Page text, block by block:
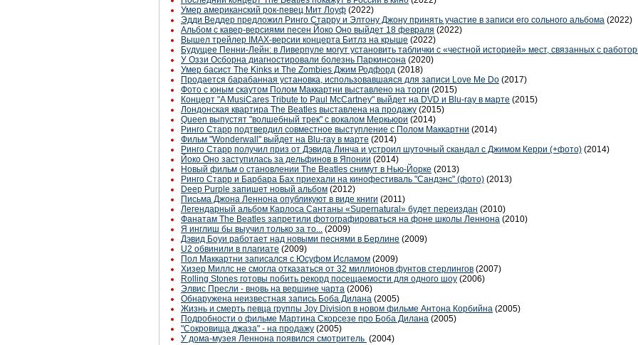
Умер американский рок-певец Мит Лоуф (2022)
Эдди Веддер предложил Ринго Старру и Элтону Джону принять участие в записи его сольного альбома (2022)
Альбом с кавер-версиями песен Йоко Оно выйдет 18 февраля (2022)
Вышел трейлер IMAX-версии концерта Битлз на крыше (2022)
Будущее Пенни-Лейн: в Ливерпуле могут установить таблички с «честной историей» мест, связанных с
У Оззи Осборна диагностировали болезнь Паркинсона (2020)
Умер басист The Kinks и The Zombies Джим Родфорд (2018)
Продается барабанная установка, использовавшаяся для записи Love Me Do (2017)
Фото с юным скаутом Полом Маккартни выставлено на торги (2015)
Концерт "A MusiCares Tribute to Paul McCartney" выйдет на DVD и Blu-ray в марте (2015)
Лондонская квартира The Beatles выставлена на продажу (2015)
Queen выпустят "волшебный трек" с вокалом Меркьюри (2014)
Ринго Старр подтвердил совместное выступление с Полом Маккартни (2014)
Фильм "Wonderwall" выйдет на Blu-ray в марте (2014)
Ринго Старр получил приз от Дэвида Линча и устроил шуточный скандал с Джимом Керри (+фото) (2014)
Йоко Оно заступилась за дельфинов в Японии (2014)
Новый фильм о становлении The Beatles снимут в Нью-Йорке (2013)
Ринго Старр и Барбара Бах приехали на кинофестиваль "Сандэнс" (фото) (2013)
Deep Purple запишет новый альбом (2012)
Письма Джона Леннона опубликуют в виде книги (2011)
Легендарный альбом Карлоса Сантаны «Supernatural» будет переиздан (2010)
Фанатам The Beatles запретили фотографироваться на фоне школы Леннона (2010)
Я инглиш бы выучил только за то... (2009)
Дэвид Боуи работает над новыми песнями в Берлине (2009)
U2 обвинили в плагиате (2009)
Пол Маккартни записался с Юсуфом Исламом (2009)
Хизер Миллс не смогла отказаться от 32 миллионов фунтов стерлингов (2007)
Rolling Stones готовы побить рекорд посещаемости для одного шоу (2006)
Элвис Пресли - вновь на вершине чарта (2006)
Обнаружена неизвестная запись Боба Дилана (2005)
Жизнь и смерть певца группы Joy Division в новом фильме Антона Корбийна (2005)
Подробности о фильме Мартина Скорсезе про Боба Дилана (2005)
"Сокровища джаза" - на продажу (2005)
У дома-музея Леннона появился смотритель (2004)